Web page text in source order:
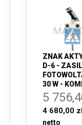
ZNAK
D-6 -
30 W -
5
4 680,00